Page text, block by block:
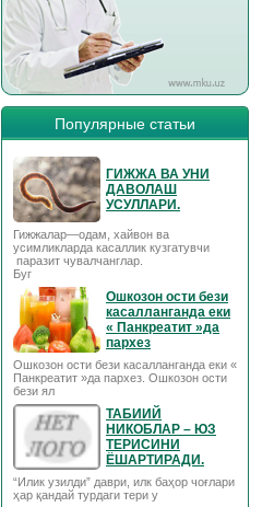
Популярные статьи
ГИЖЖА ВА УНИ
ДАВОЛАШ
УСУЛЛАРИ.
Гижжалар—одам, хайвон ва
усимликларда касаллик кузгатувчи
паразит чувалчанглар.
Буг
Ошкозон ости бези
касалланганда еки
« Панкреатит »да
пархез
Ошкозон ости бези касалланганда еки «
Панкреатит »да пархез. Ошкозон ости
бези ял
ТАБИИЙ
НИКОБЛАР – ЮЗ
ТЕРИСИНИ
ЁШАРТИРАДИ.
“Илик узилди” даври, илк баҳор чоғлари
ҳар қандай турдаги тери у